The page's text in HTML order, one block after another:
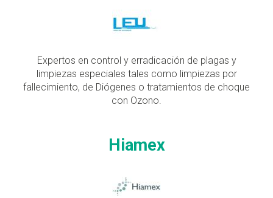
Expertos en control y erradicación de plagas y
limpiezas especiales tales como limpiezas por
fallecimiento, de Diógenes o tratamientos de choque
con Ozono.
Hiamex